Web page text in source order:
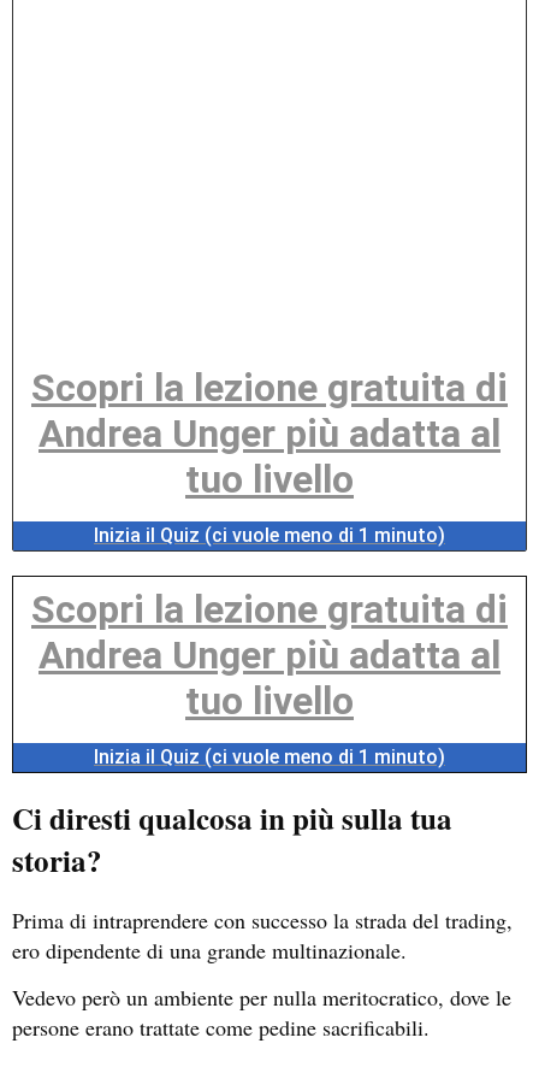
Scopri la lezione gratuita di
Andrea Unger più adatta al
tuo livello
Inizia il Quiz (ci vuole meno di 1 minuto)
Scopri la lezione gratuita di
Andrea Unger più adatta al
tuo livello
Inizia il Quiz (ci vuole meno di 1 minuto)
Ci diresti qualcosa in più sulla tua
storia?
Prima di intraprendere con successo la strada del trading,
ero dipendente di una grande multinazionale.
Vedevo però un ambiente per nulla meritocratico, dove le
persone erano trattate come pedine sacrificabili.